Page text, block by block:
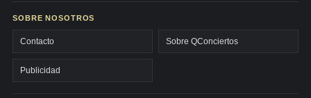
SOBRE NOSOTROS
Contacto Sobre QConciertos
Publicidad